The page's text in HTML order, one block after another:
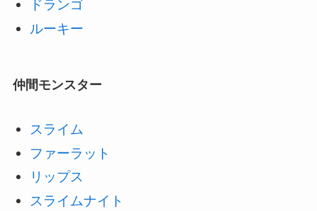
ドランゴ
ルーキー
仲間モンスター
スライム
ファーラット
リップス
スライムナイト